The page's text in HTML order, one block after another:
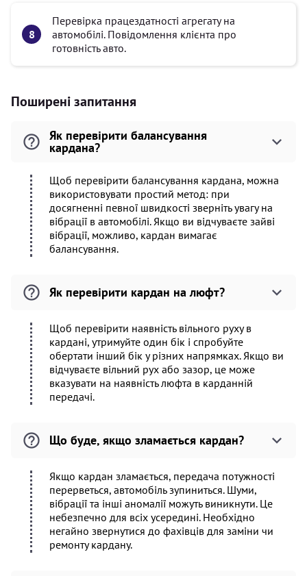
Перевірка працездатності агрегату на
автомобілі. Повідомлення клієнта про
готовність авто.
Поширені запитання
Як перевірити балансування
кардана?
Щоб перевірити балансування кардана, можна
використовувати простий метод: при
досягненні певної швидкості зверніть увагу на
вібрації в автомобілі. Якщо ви відчуваєте зайві
вібрації, можливо, кардан вимагає
балансування.
Як перевірити кардан на люфт?
Щоб перевірити наявність вільного руху в
кардані, утримуйте один бік і спробуйте
обертати інший бік у різних напрямках. Якщо ви
відчуваєте вільний рух або зазор, це може
вказувати на наявність люфта в карданній
передачі.
Що буде, якщо зламається кардан?
Якщо кардан зламається, передача потужності
перерветься, автомобіль зупиниться. Шуми,
вібрації та інші аномалії можуть виникнути. Це
небезпечно для всіх усередині. Необхідно
негайно звернутися до фахівців для заміни чи
ремонту кардану.